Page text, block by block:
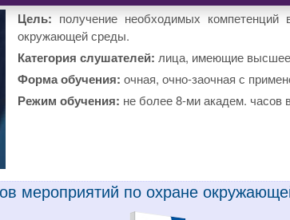
Цель: получение необходимых
окружающей среды.
Категория слушателей: лица, имеющие высшее
Форма обучения: очная, очно-заочная с
Режим обучения: не более 8-ми академ. часов
мероприятий по охране